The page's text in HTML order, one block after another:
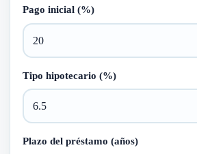
Pago inicial (%)
Tipo hipotecario (%)
Plazo del préstamo (años)